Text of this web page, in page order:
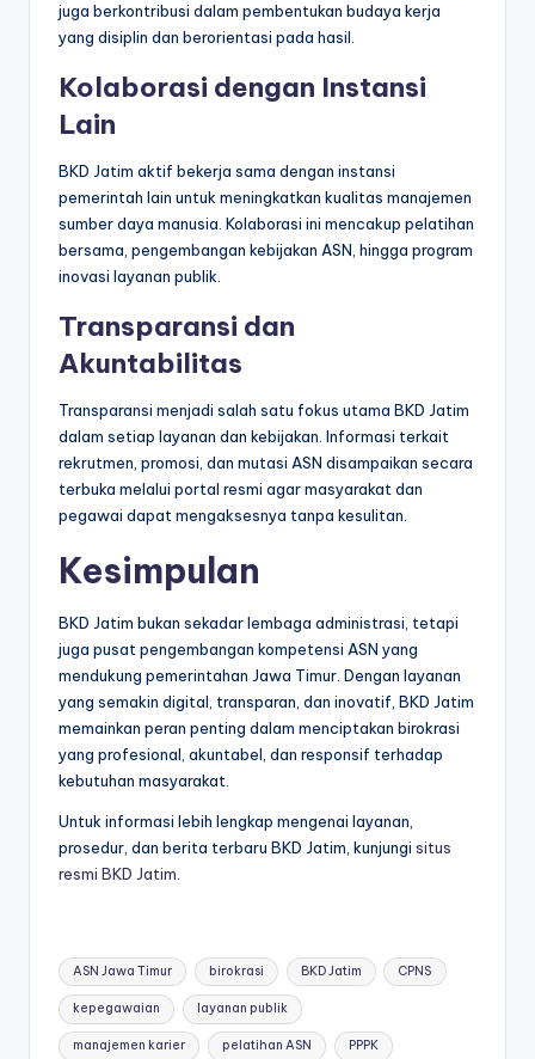
juga berkontribusi dalam pembentukan budaya kerja
yang disiplin dan berorientasi pada hasil.
Kolaborasi dengan Instansi
Lain
BKD Jatim aktif bekerja sama dengan instansi
pemerintah lain untuk meningkatkan kualitas manajemen
sumber daya manusia. Kolaborasi ini mencakup pelatihan
bersama, pengembangan kebijakan ASN, hingga program
inovasi layanan publik.
Transparansi dan
Akuntabilitas
Transparansi menjadi salah satu fokus utama BKD Jatim
dalam setiap layanan dan kebijakan. Informasi terkait
rekrutmen, promosi, dan mutasi ASN disampaikan secara
terbuka melalui portal resmi agar masyarakat dan
pegawai dapat mengaksesnya tanpa kesulitan.
Kesimpulan
BKD Jatim bukan sekadar lembaga administrasi, tetapi
juga pusat pengembangan kompetensi ASN yang
mendukung pemerintahan Jawa Timur. Dengan layanan
yang semakin digital, transparan, dan inovatif, BKD Jatim
memainkan peran penting dalam menciptakan birokrasi
yang profesional, akuntabel, dan responsif terhadap
kebutuhan masyarakat.
Untuk informasi lebih lengkap mengenai layanan,
prosedur, dan berita terbaru BKD Jatim, kunjungi situs
resmi BKD Jatim
Tags:
ASN Jawa Timur birokrasi BKD Jatim CPNS
kepegawaian layanan publik
manajemen karier pelatihan ASN PPPK